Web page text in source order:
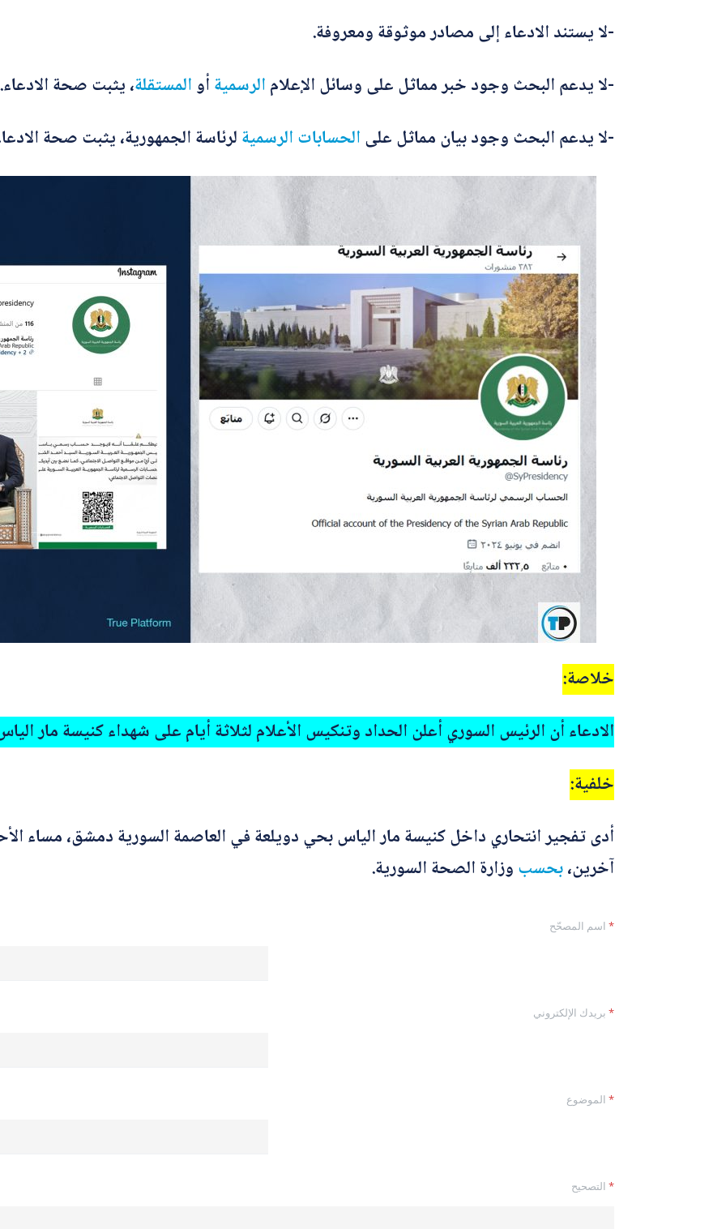
-لا يستند الادعاء إلى مصادر موثوقة ومعروفة.
-لا يدعم البحث وجود خبر مماثل على وسائل الإعلامالرسميةأوالمستقلة، يثبت صحة الادعاء.
-لا يدعم البحث وجود بيان مماثل علىالحساباتالرسميةلرئاسة الجمهورية، يثبت صحة
خلاصة:
الادعاء أن الرئيس السوري أعلن الحداد وتنكيس الأعلام لثلاثة أيام على شهداء كنيسة مار
خلفية:
آخرين،بحسبوزارة الصحة السورية.
*
*
*
*